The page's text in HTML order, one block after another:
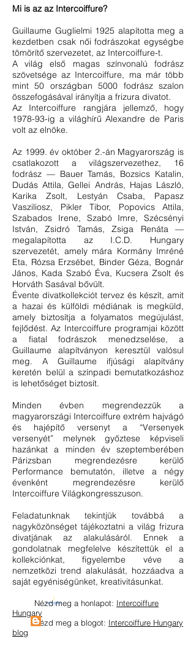
Mi is az az Intercoiffure?
Guillaume Guglielmi 1925 alapította meg a
kezdetben csak női fodrászokat egységbe
tömörítő szervezetet, az Intercoiffure-t.
A világ első magas színvonalú fodrász
szövetsége az Intercoiffure, ma már több
mint 50 országban 5000 fodrász szalon
összefogásával irányítja a frizura divatot.
Az Intercoiffure rangjára jellemző, hogy
1978-93-ig a világhírű Alexandre de Paris
volt az elnöke.
Az 1999. év október 2.-án Magyarország is
csatlakozott a világszervezethez, 16
fodrász — Bauer Tamás, Bozsics Katalin,
Dudás Attila, Gellei András, Hajas László,
Karika Zsolt, Lestyán Csaba, Papasz
Vasziliosz, Pikler Tibor, Popovics Attila,
Szabados Irene, Szabó Imre, Szécsényi
István, Zsidró Tamás, Zsiga Renáta —
megalapította az I.C.D. Hungary
szervezetét, amely mára Kormány Imréné
Eta, Rózsa Erzsébet, Binder Géza, Bognár
János, Kada Szabó Éva, Kucsera Zsolt és
Horváth Sasával bővült.
Évente divatkollekciót tervez és készít, amit
a hazai és külföldi médiának is megküld,
amely biztosítja a folyamatos megújulást,
fejlődést. Az Intercoiffure programjai között
a fiatal fodrászok menedzselése, a
Guillaume alapítványon keresztül valósul
meg. A Guillaume ifjúsági alapítvány
keretén belül a színpadi bemutatkozáshoz
is lehetőséget biztosít.
Minden évben megrendezzük a
magyarországi Intercoiffure extrém hajvágó
és hajépítő versenyt a “Versenyek
versenyét” melynek győztese képviseli
hazánkat a minden év szeptemberében
Párizsban megrendezésre kerülő
Performance bemutatón, illetve a négy
évenként megrendezésre kerülő
Intercoiffure Világkongresszuson.
Feladatunknak tekintjük továbbá a
nagyközönséget tájékoztatni a világ frizura
divatjának az alakulásáról. Ennek a
gondolatnak megfelelve készítettük el a
kollekciónkat, figyelembe véve a
nemzetközi trend alakulását, hozzáadva a
saját egyéniségünket, kreativitásunkat.
Nézd meg a honlapot: Intercoiffure
Hungary
Nézd meg a blogot: Intercoiffure Hungary
blog